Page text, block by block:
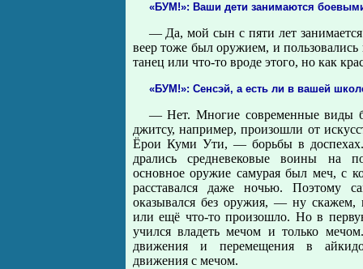
«БУМ!»: Ваши дети занимаются
— Да, мой сын с пяти лет
веер тоже был оружием, и
танец или что-то вроде этого, но как
«БУМ!»: Сенсэй, а есть ли в вашей
— Нет. Многие современные виды
джитсу, например, произошли от
Ёрои Куми Ути, — борьбы в
дрались средневековые воины на
основное оружие самурая был меч, с
расставался даже ночью. Поэтому
оказывался без оружия, — ну скажем,
или ещё что-то произошло. Но в
учился владеть мечом и только
движения и перемещения в
движения с мечом.